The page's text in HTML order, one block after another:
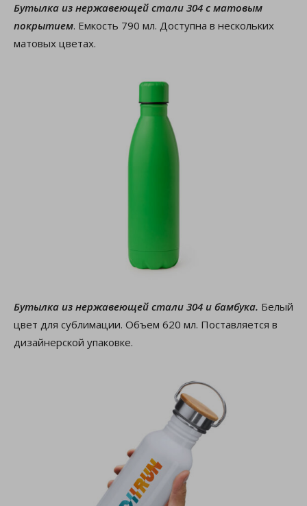
Бутылка из нержавеющей стали 304 с матовым
покрытием. Емкость 790 мл. Доступна в нескольких
матовых цветах.
Бутылка из нержавеющей стали 304 и бамбука. Белый
цвет для сублимации. Объем 620 мл. Поставляется в
дизайнерской упаковке.